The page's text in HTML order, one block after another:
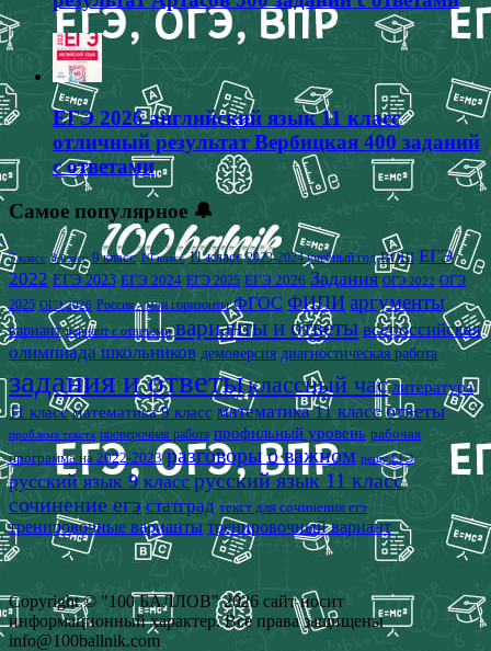
ЕГЭ 2026 английский язык 11 класс
отличный результат Вербицкая 400 заданий
с ответами
Самое популярное 🔔
7 класс 8 класс 9 класс 10 класс 11 класс 2023-2024 учебный год ВОШ ЕГЭ
2022 ЕГЭ 2023 ЕГЭ 2024 ЕГЭ 2025 ЕГЭ 2026 Задания ОГЭ 2022 ОГЭ
2025 ОГЭ 2026 Россия - мои горизонты ФГОС ФИПИ аргументы
вариант вариант с ответами варианты и ответы всероссийская
олимпиада школьников демоверсия диагностическая работа
задания и ответыклассный час литература
11 класс математика 9 класс математика 11 класс ответы
проблема текста проверочная работа профильный уровень рабочая
программа на 2022-2023 разговоры о важном решу ЕГЭ
русский язык 9 класс русский язык 11 класс
сочинение егэ статград текст для сочинения егэ
тренировочные варианты тренировочный вариант
Copyright © "100 БАЛЛОВ" 2026 сайт носит
информационный характер. Все права защищены
info@100ballnik.com